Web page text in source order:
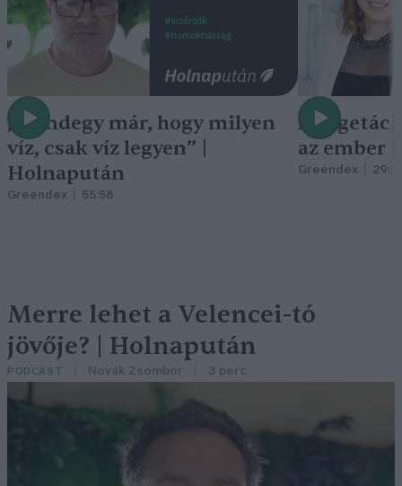
„Mindegy már, hogy milyen
víz, csak víz legyen” |
Holnapután
Greendex 55:58
A
az ember
Greendex
Merre lehet a Velencei-tó
jövője? | Holnapután
PODCAST Novák Zsombor 3 perc